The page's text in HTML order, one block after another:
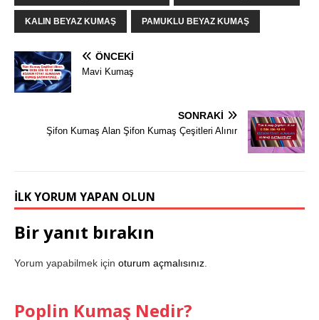
KALIN BEYAZ KUMAŞ PAMUKLU BEYAZ KUMAŞ
ÖNCEKI
Mavi Kumaş
SONRAKI
Şifon Kumaş Alan Şifon Kumaş Çeşitleri Alınır
İLK YORUM YAPAN OLUN
Bir yanıt bırakın
Yorum yapabilmek için oturum açmalısınız
Poplin Kumaş Nedir?